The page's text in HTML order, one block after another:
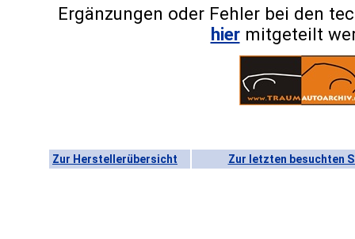
Ergänzungen oder Fehler bei den
hiermitgeteilt
Zur Herstellerübersicht Zur letzten besuchten